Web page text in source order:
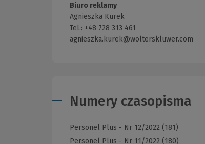
Biuro reklamy
Agnieszka Kurek
Tel.: +48 728 313 461
agnieszka.kurek@wolterskluwer.com
Numery czasopisma
Personel Plus - Nr 12/2022 (181)
Personel Plus - Nr 11/2022 (180)